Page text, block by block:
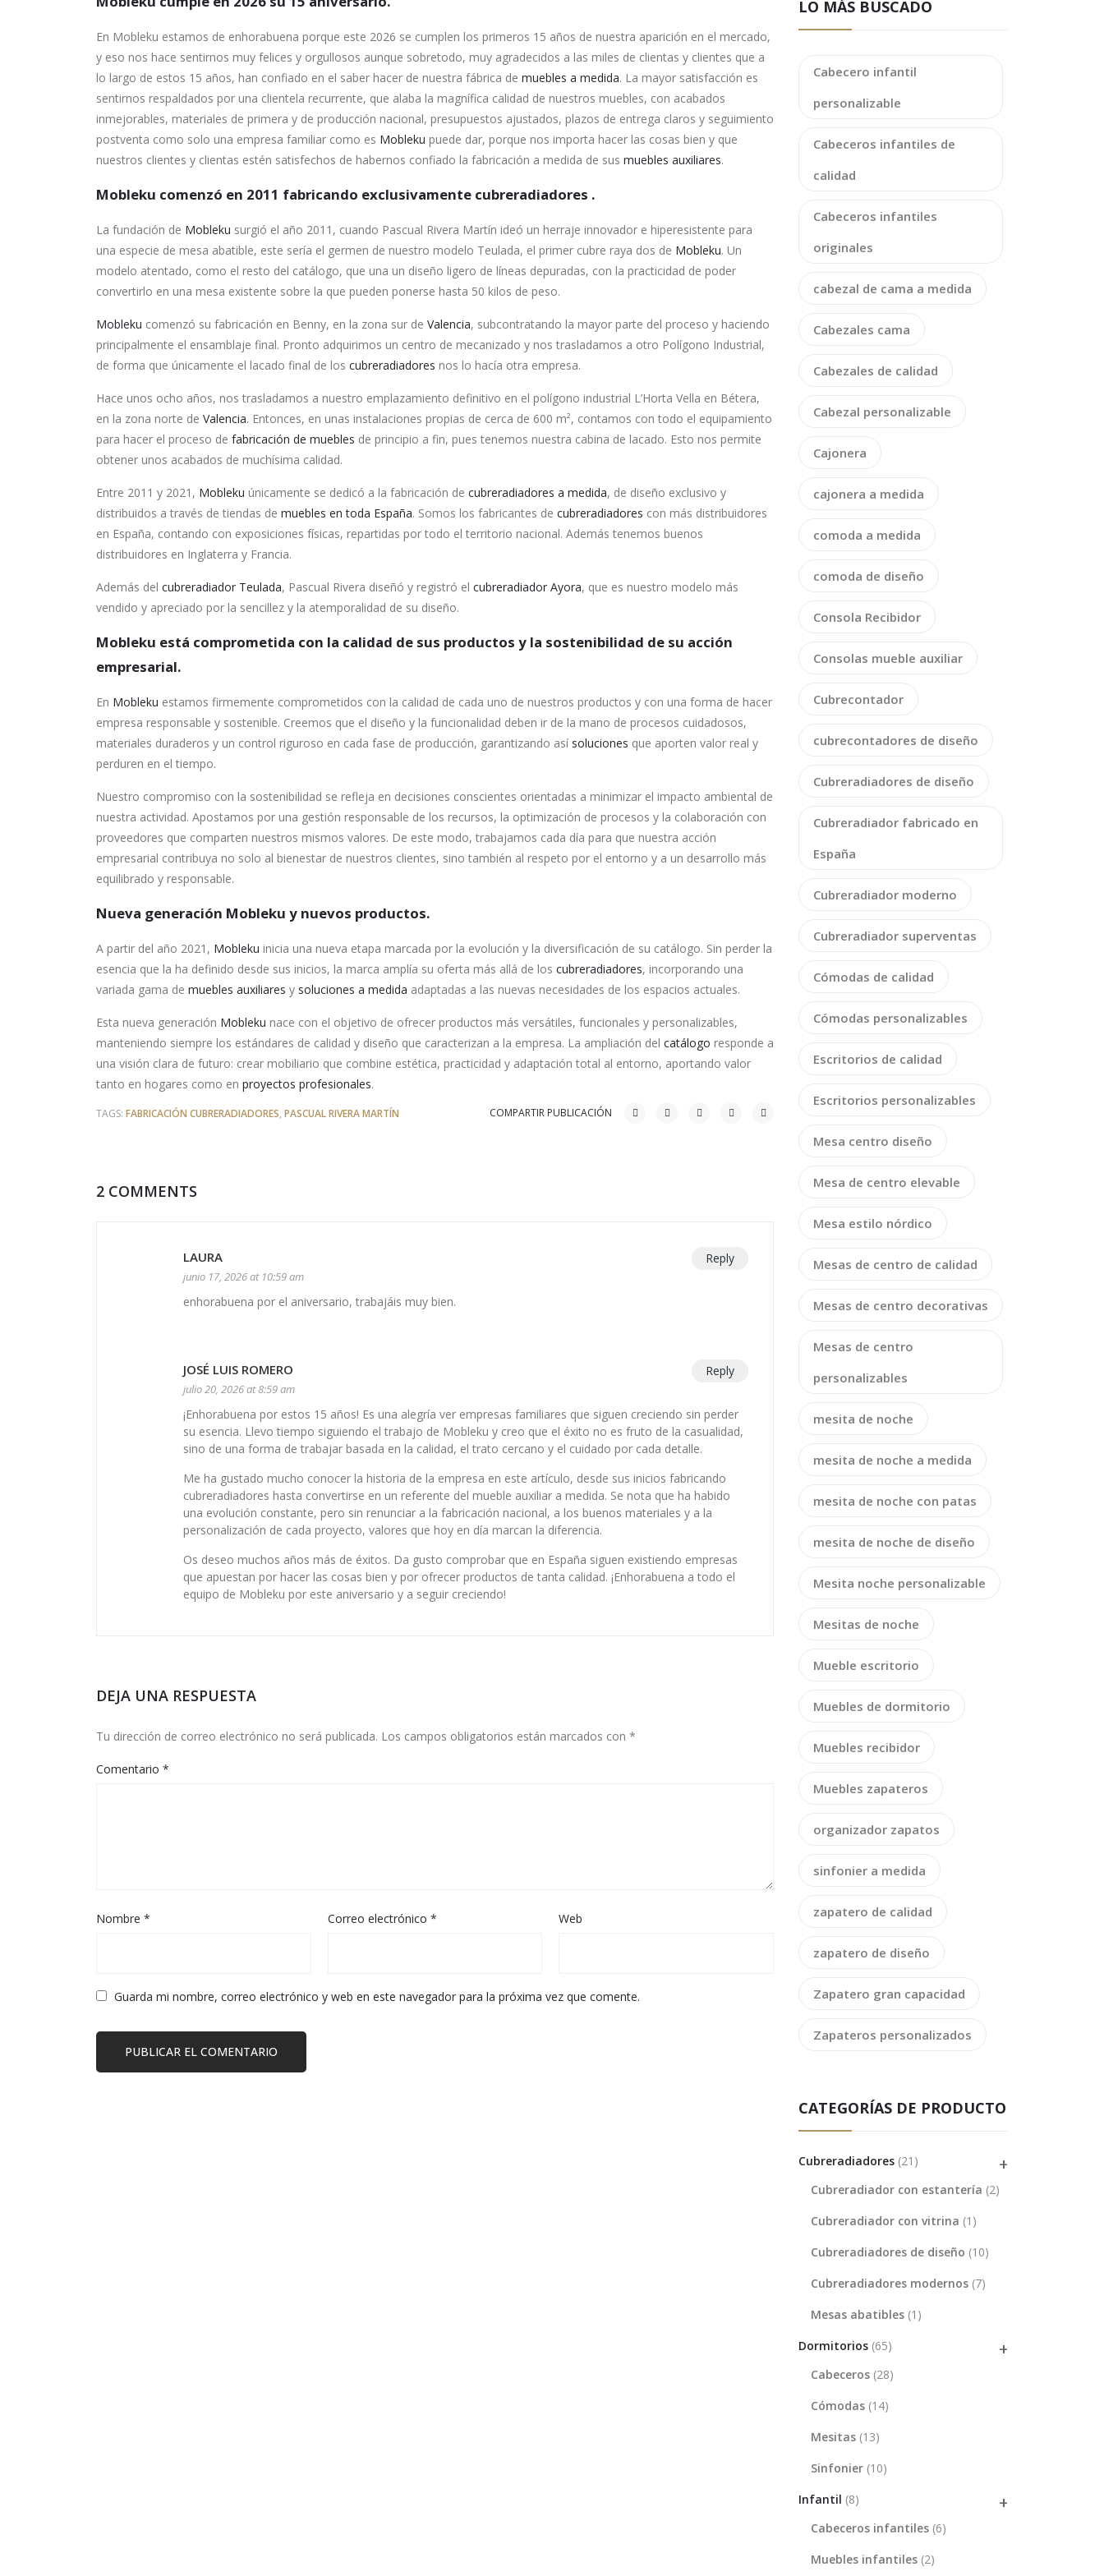
En Mobleku estamos de enhorabuena porque este 2026 se cumplen los primeros 15 años de nuestra aparición en el mercado,
y eso nos hace sentirnos muy felices y orgullosos aunque sobretodo, muy agradecidos a las miles de clientas y clientes que a
lo largo de estos 15 años, han confiado en el saber hacer de nuestra fábrica de muebles a medida. La mayor satisfacción es
sentirnos respaldados por una clientela recurrente, que alaba la magnífica calidad de nuestros muebles, con acabados
inmejorables, materiales de primera y de producción nacional, presupuestos ajustados, plazos de entrega claros y seguimiento
postventa como solo una empresa familiar como es Mobleku puede dar, porque nos importa hacer las cosas bien y que
nuestros clientes y clientas estén satisfechos de habernos confiado la fabricación a medida de sus muebles auxiliares.
Mobleku comenzó en 2011 fabricando exclusivamente cubreradiadores .
La fundación de Mobleku surgió el año 2011, cuando Pascual Rivera Martín ideó un herraje innovador e hiperesistente para
una especie de mesa abatible, este sería el germen de nuestro modelo Teulada, el primer cubre raya dos de Mobleku. Un
modelo atentado, como el resto del catálogo, que una un diseño ligero de líneas depuradas, con la practicidad de poder
convertirlo en una mesa existente sobre la que pueden ponerse hasta 50 kilos de peso.
Mobleku comenzó su fabricación en Benny, en la zona sur de Valencia, subcontratando la mayor parte del proceso y haciendo
principalmente el ensamblaje final. Pronto adquirimos un centro de mecanizado y nos trasladamos a otro Polígono Industrial,
de forma que únicamente el lacado final de los cubreradiadores nos lo hacía otra empresa.
Hace unos ocho años, nos trasladamos a nuestro emplazamiento definitivo en el polígono industrial L’Horta Vella en Bétera,
en la zona norte de Valencia. Entonces, en unas instalaciones propias de cerca de 600 m², contamos con todo el equipamiento
para hacer el proceso de fabricación de muebles de principio a fin, pues tenemos nuestra cabina de lacado. Esto nos permite
obtener unos acabados de muchísima calidad.
Entre 2011 y 2021, Mobleku únicamente se dedicó a la fabricación de cubreradiadores a medida, de diseño exclusivo y
distribuidos a través de tiendas de muebles en toda España. Somos los fabricantes de cubreradiadores con más distribuidores
en España, contando con exposiciones físicas, repartidas por todo el territorio nacional. Además tenemos buenos
distribuidores en Inglaterra y Francia.
Además del cubreradiador Teulada, Pascual Rivera diseñó y registró el cubreradiador Ayora, que es nuestro modelo más
vendido y apreciado por la sencillez y la atemporalidad de su diseño.
Mobleku está comprometida con la calidad de sus productos y la sostenibilidad de su acción
empresarial.
En Mobleku estamos firmemente comprometidos con la calidad de cada uno de nuestros productos y con una forma de hacer
empresa responsable y sostenible. Creemos que el diseño y la funcionalidad deben ir de la mano de procesos cuidadosos,
materiales duraderos y un control riguroso en cada fase de producción, garantizando así soluciones que aporten valor real y
perduren en el tiempo.
Nuestro compromiso con la sostenibilidad se refleja en decisiones conscientes orientadas a minimizar el impacto ambiental de
nuestra actividad. Apostamos por una gestión responsable de los recursos, la optimización de procesos y la colaboración con
proveedores que comparten nuestros mismos valores. De este modo, trabajamos cada día para que nuestra acción
empresarial contribuya no solo al bienestar de nuestros clientes, sino también al respeto por el entorno y a un desarrollo más
equilibrado y responsable.
Nueva generación Mobleku y nuevos productos.
A partir del año 2021, Mobleku inicia una nueva etapa marcada por la evolución y la diversificación de su catálogo. Sin perder la
esencia que la ha definido desde sus inicios, la marca amplía su oferta más allá de los cubreradiadores, incorporando una
variada gama de muebles auxiliares y soluciones a medida adaptadas a las nuevas necesidades de los espacios actuales.
Esta nueva generación Mobleku nace con el objetivo de ofrecer productos más versátiles, funcionales y personalizables,
manteniendo siempre los estándares de calidad y diseño que caracterizan a la empresa. La ampliación del catálogo responde a
una visión clara de futuro: crear mobiliario que combine estética, practicidad y adaptación total al entorno, aportando valor
tanto en hogares como en proyectos profesionales.
TAGS: FABRICACIÓN CUBRERADIADORES, PASCUAL RIVERA MARTÍN COMPARTIR PUBLICACIÓN
2 COMMENTS
LAURA
junio 17, 2026 at 10:59 am
Reply
enhorabuena por el aniversario, trabajáis muy bien.
JOSÉ LUIS ROMERO
julio 20, 2026 at 8:59 am
Reply
¡Enhorabuena por estos 15 años! Es una alegría ver empresas familiares que siguen creciendo sin perder
su esencia. Llevo tiempo siguiendo el trabajo de Mobleku y creo que el éxito no es fruto de la casualidad,
sino de una forma de trabajar basada en la calidad, el trato cercano y el cuidado por cada detalle.
Me ha gustado mucho conocer la historia de la empresa en este artículo, desde sus inicios fabricando
cubreradiadores hasta convertirse en un referente del mueble auxiliar a medida. Se nota que ha habido
una evolución constante, pero sin renunciar a la fabricación nacional, a los buenos materiales y a la
personalización de cada proyecto, valores que hoy en día marcan la diferencia.
Os deseo muchos años más de éxitos. Da gusto comprobar que en España siguen existiendo empresas
que apuestan por hacer las cosas bien y por ofrecer productos de tanta calidad. ¡Enhorabuena a todo el
equipo de Mobleku por este aniversario y a seguir creciendo!
DEJA UNA RESPUESTA
Tu dirección de correo electrónico no será publicada. Los campos obligatorios están marcados con *
Comentario *
Nombre * Correo electrónico * Web
Guarda mi nombre, correo electrónico y web en este navegador para la próxima vez que comente.
LO MÁS BUSCADO
Cabecero infantil
personalizable
Cabeceros infantiles de
calidad
Cabeceros infantiles
originales
cabezal de cama a medida
Cabezales cama
Cabezales de calidad
Cabezal personalizable
Cajonera
cajonera a medida
comoda a medida
comoda de diseño
Consola Recibidor
Consolas mueble auxiliar
Cubrecontador
cubrecontadores de diseño
Cubreradiadores de diseño
Cubreradiador fabricado en
España
Cubreradiador moderno
Cubreradiador superventas
Cómodas de calidad
Cómodas personalizables
Escritorios de calidad
Escritorios personalizables
Mesa centro diseño
Mesa de centro elevable
Mesa estilo nórdico
Mesas de centro de calidad
Mesas de centro decorativas
Mesas de centro
personalizables
mesita de noche
mesita de noche a medida
mesita de noche con patas
mesita de noche de diseño
Mesita noche personalizable
Mesitas de noche
Mueble escritorio
Muebles de dormitorio
Muebles recibidor
Muebles zapateros
organizador zapatos
sinfonier a medida
zapatero de calidad
zapatero de diseño
Zapatero gran capacidad
Zapateros personalizados
CATEGORÍAS DE PRODUCTO
Cubreradiadores (21)
Cubreradiador con estantería (2)
Cubreradiador con vitrina (1)
Cubreradiadores de diseño (10)
Cubreradiadores modernos (7)
Mesas abatibles (1)
Dormitorios (65)
Cabeceros (28)
Cómodas (14)
Mesitas (13)
Sinfonier (10)
Infantil (8)
Cabeceros infantiles (6)
Muebles infantiles (2)